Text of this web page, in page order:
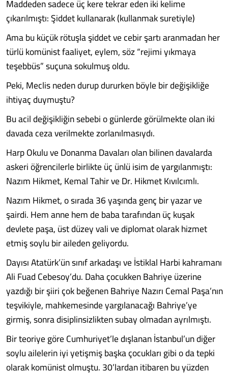
Maddeden sadece üç kere tekrar eden iki kelime
çıkarılmıştı: Şiddet kullanarak (kullanmak suretiyle)
Ama bu küçük rötuşla şiddet ve cebir şartı aranmadan her
türlü komünist faaliyet, eylem, söz “rejimi yıkmaya
teşebbüs” suçuna sokulmuş oldu.
Peki, Meclis neden durup dururken böyle bir değişikliğe
ihtiyaç duymuştu?
Bu acil değişikliğin sebebi o günlerde görülmekte olan iki
davada ceza verilmekte zorlanılmasıydı.
Harp Okulu ve Donanma Davaları olan bilinen davalarda
askeri öğrencilerle birlikte üç ünlü isim de yargılanmıştı:
Nazım Hikmet, Kemal Tahir ve Dr. Hikmet Kıvılcımlı.
Nazım Hikmet, o sırada 36 yaşında genç bir yazar ve
şairdi. Hem anne hem de baba tarafından üç kuşak
devlete paşa, üst düzey vali ve diplomat olarak hizmet
etmiş soylu bir aileden geliyordu.
Dayısı Atatürk’ün sınıf arkadaşı ve İstiklal Harbi kahramanı
Ali Fuad Cebesoy’du. Daha çocukken Bahriye üzerine
yazdığı bir şiiri çok beğenen Bahriye Nazırı Cemal Paşa’nın
teşvikiyle, mahkemesinde yargılanacağı Bahriye’ye
girmiş, sonra disiplinsizlikten subay olmadan ayrılmıştı.
Bir teoriye göre Cumhuriyet’le dışlanan İstanbul’un diğer
soylu ailelerin iyi yetişmiş başka çocukları gibi o da tepki
olarak komünist olmuştu. 30’lardan itibaren bu yüzden